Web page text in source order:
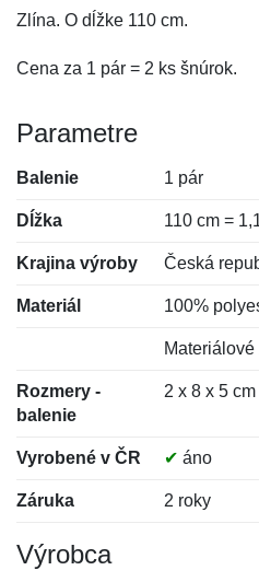
Zlína. O dĺžke 110 cm.
Cena za 1 pár = 2 ks šnúrok.
Parametre
Balenie 1 pár
Dĺžka 110 cm =
Krajina výroby Česká
Materiál 100%
Rozmery -
balenie
2 x 8 x 5 cm
Vyrobené v ČR ✔ áno
Záruka 2 roky
Výrobca